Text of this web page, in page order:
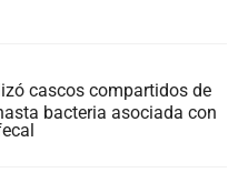
cascos compartidos de
bacteria asociada con